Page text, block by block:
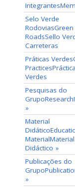
Integrantes
Selo Verde
RodoviasGreen
RoadsSello
Carreteras
Práticas Verdes
Practices
Verdes
Pesquisas do
GrupoResearch
»
Material
Didático
MaterialMaterial
Didáctico »
Publicações do
Grupo
»